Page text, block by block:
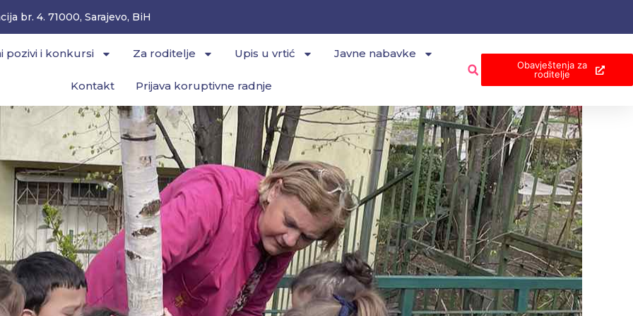
br. 4. 71000, Sarajevo, BiH
pozivi i konkursi Za roditelje Upis u vrtić Javne nabavke
Kontakt Prijava koruptivne radnje
Obavještenja za
roditelje